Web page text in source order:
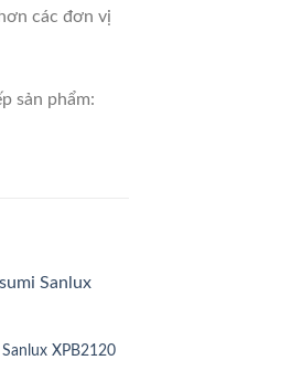
các đơn vị
sản phẩm:
XPB2120